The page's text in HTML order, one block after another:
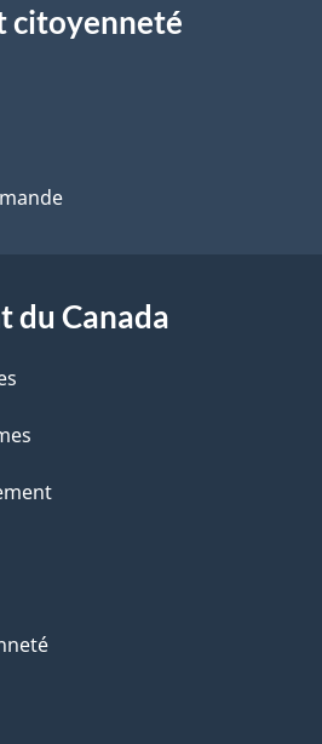
citoyenneté
du Canada